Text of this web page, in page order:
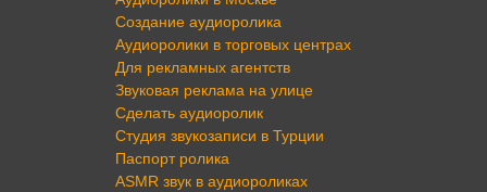
Создание аудиоролика
Аудиоролики в торговых центрах
Для рекламных агентств
Звуковая реклама на улице
Сделать аудиоролик
Студия звукозаписи в Турции
Паспорт ролика
ASMR звук в аудиороликах